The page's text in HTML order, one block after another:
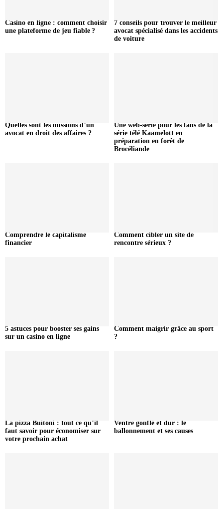
Casino en ligne : comment choisir
une plateforme de jeu fiable ?
7 conseils pour trouver le meilleur
avocat spécialisé dans les accidents
de voiture
Quelles sont les missions d’un
avocat en droit des affaires ?
Une web-série pour les fans de la
série télé Kaamelott en
préparation en forêt de
Brocéliande
Comprendre le capitalisme
financier
Comment cibler un site de
rencontre sérieux ?
5 astuces pour booster ses gains
sur un casino en ligne
Comment maigrir grâce au sport
?
La pizza Buitoni : tout ce qu’il
faut savoir pour économiser sur
votre prochain achat
Ventre gonflé et dur : le
ballonnement et ses causes